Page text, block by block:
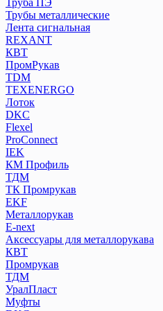
Труба ПЭ
Трубы металлические
Лента сигнальная
REXANT
КВТ
ПромРукав
ТDM
TEXENERGO
Лоток
DKC
Flexel
ProConnect
IEK
КМ Профиль
ТДМ
ТК Промрукав
EKF
Металлорукав
E-next
Аксессуары для металлорукава
КВТ
Промрукав
ТДМ
УралПласт
Муфты